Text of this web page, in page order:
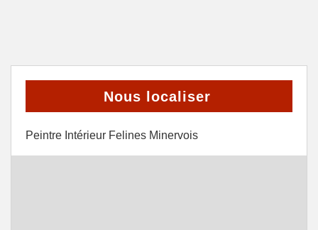
Nous localiser
Peintre Intérieur Felines Minervois